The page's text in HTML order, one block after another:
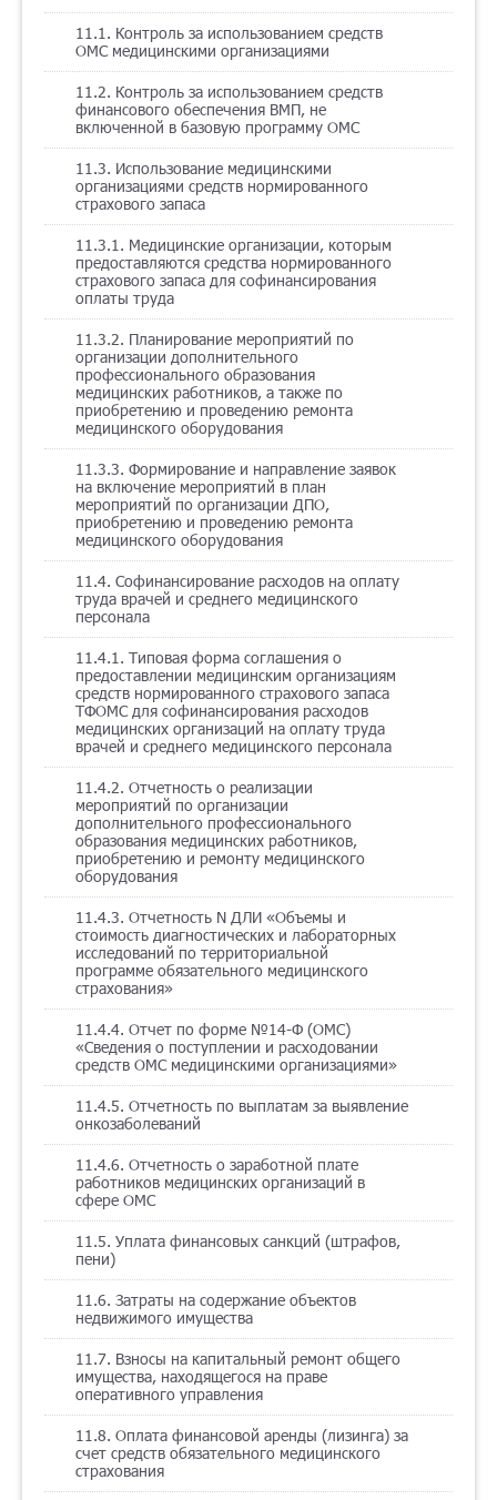
11.1. Контроль за использованием средств
ОМС медицинскими организациями
11.2. Контроль за использованием средств
финансового обеспечения ВМП, не
включенной в базовую программу ОМС
11.3. Использование медицинскими
организациями средств нормированного
страхового запаса
11.3.1. Медицинские организации, которым
предоставляются средства нормированного
страхового запаса для софинансирования
оплаты труда
11.3.2. Планирование мероприятий по
организации дополнительного
профессионального образования
медицинских работников, а также по
приобретению и проведению ремонта
медицинского оборудования
11.3.3. Формирование и направление заявок
на включение мероприятий в план
мероприятий по организации ДПО,
приобретению и проведению ремонта
медицинского оборудования
11.4. Софинансирование расходов на оплату
труда врачей и среднего медицинского
персонала
11.4.1. Типовая форма соглашения о
предоставлении медицинским организациям
средств нормированного страхового запаса
ТФОМС для софинансирования расходов
медицинских организаций на оплату труда
врачей и среднего медицинского персонала
11.4.2. Отчетность о реализации
мероприятий по организации
дополнительного профессионального
образования медицинских работников,
приобретению и ремонту медицинского
оборудования
11.4.3. Отчетность N ДЛИ «Объемы и
стоимость диагностических и лабораторных
исследований по территориальной
программе обязательного медицинского
страхования»
11.4.4. Отчет по форме №14-Ф (ОМС)
«Сведения о поступлении и расходовании
средств ОМС медицинскими организациями»
11.4.5. Отчетность по выплатам за выявление
онкозаболеваний
11.4.6. Отчетность о заработной плате
работников медицинских организаций в
сфере ОМС
11.5. Уплата финансовых санкций (штрафов,
пени)
11.6. Затраты на содержание объектов
недвижимого имущества
11.7. Взносы на капитальный ремонт общего
имущества, находящегося на праве
оперативного управления
11.8. Оплата финансовой аренды (лизинга) за
счет средств обязательного медицинского
страхования